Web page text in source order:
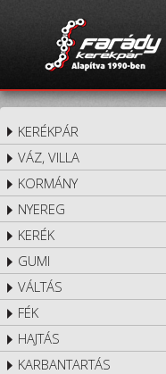
KERÉKPÁR
VÁZ, VILLA
KORMÁNY
NYEREG
KERÉK
GUMI
VÁLTÁS
FÉK
HAJTÁS
KARBANTARTÁS